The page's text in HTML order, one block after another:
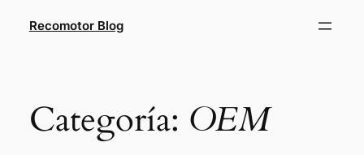
Recomotor Blog
Categoría: OEM